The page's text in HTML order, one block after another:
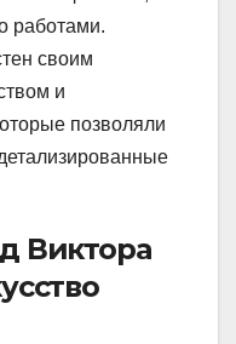
работами.
своим
и
позволяли
Виктора